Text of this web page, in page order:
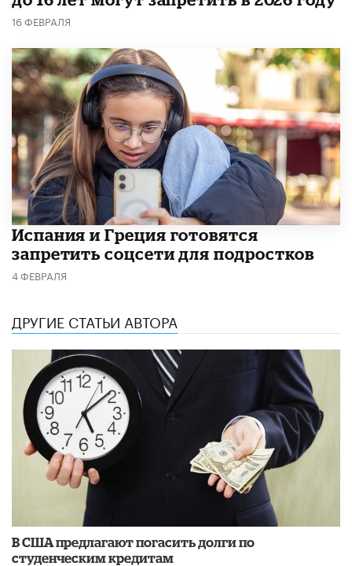
16 ФЕВРАЛЯ
Испания и Греция готовятся
запретить соцсети для подростков
4 ФЕВРАЛЯ
ДРУГИЕ СТАТЬИ АВТОРА
В США предлагают погасить долги по
студенческим кредитам